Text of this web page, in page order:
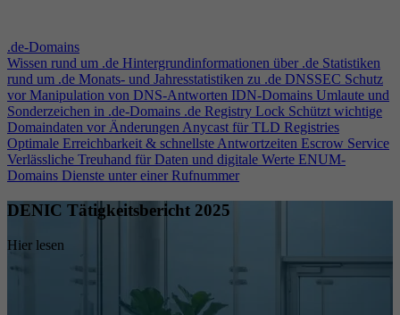
.de-Domains
Wissen rund um .de Hintergrundinformationen über .de Statistiken
rund um .de Monats- und Jahresstatistiken zu .de DNSSEC Schutz
vor Manipulation von DNS-Antworten IDN-Domains Umlaute und
Sonderzeichen in .de-Domains .de Registry Lock Schützt wichtige
Domaindaten vor ÄnderungenAnycast für TLD Registries
Optimale Erreichbarkeit & schnellste Antwortzeiten Escrow Service
Verlässliche Treuhand für Daten und digitale Werte ENUM-
Domains Dienste unter einer Rufnummer
DENIC Tätigkeitsbericht 2025
Hier lesen